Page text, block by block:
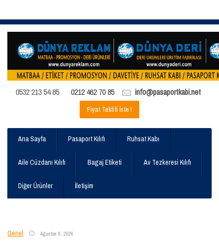
0532 213 54 85 0212 462 70 85 info@pasaportkabi.net
Fiyat Teklifi İste !
Ana Sayfa Pasaport Kılıfı Ruhsat Kabı
Aile Cüzdanı Kılıfı Bagaj Etiketi Av Tezkeresi Kılıfı
Diğer Ürünler İletişim
Genel Ağustos 8, 2026